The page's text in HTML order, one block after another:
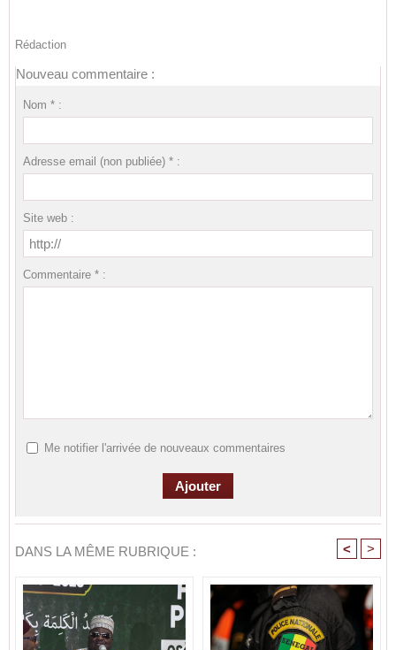
Rédaction
Nouveau commentaire :
Nom * :
Adresse email (non publiée) * :
Site web :
Commentaire * :
Me notifier l'arrivée de nouveaux commentaires
DANS LA MÊME RUBRIQUE : < >